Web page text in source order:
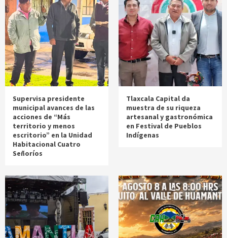
Supervisa presidente
municipal avances de las
acciones de “Más
territorio y menos
escritorio” en la Unidad
Habitacional Cuatro
Señoríos
Tlaxcala Capital da
muestra de su riqueza
artesanal y gastronómica
en Festival de Pueblos
Indígenas